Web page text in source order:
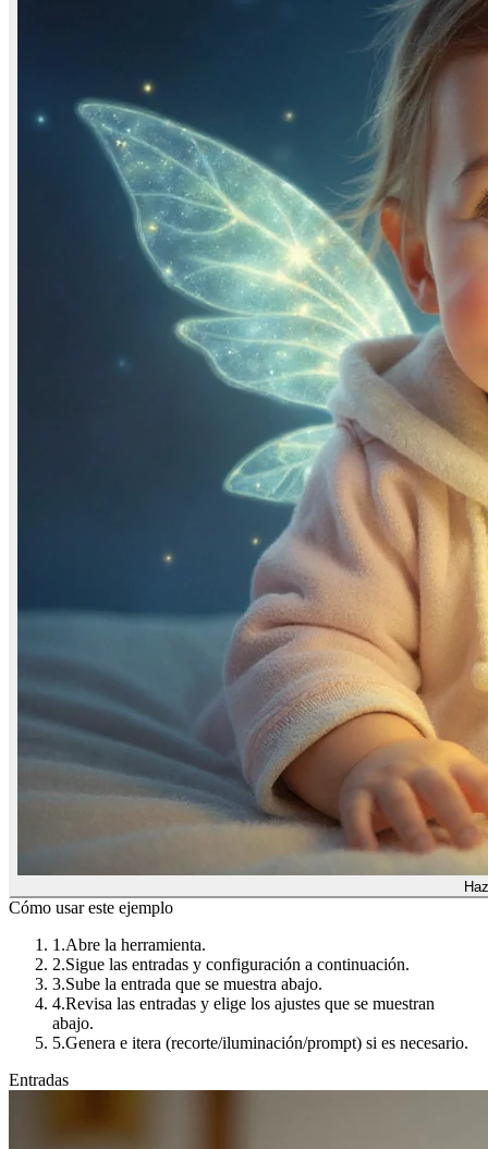
Cómo usar este ejemplo
1.Abre la herramienta.
2.Sigue las entradas y configuración a continuación.
3.Sube la entrada que se muestra abajo.
4.Revisa las entradas y elige los ajustes que se muestran
abajo.
5.Genera e itera (recorte/iluminación/prompt) si es necesario.
Entradas